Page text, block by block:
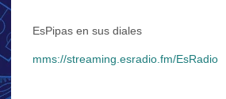
EsPipas en sus diales
mms://streaming.esradio.fm/EsRadio